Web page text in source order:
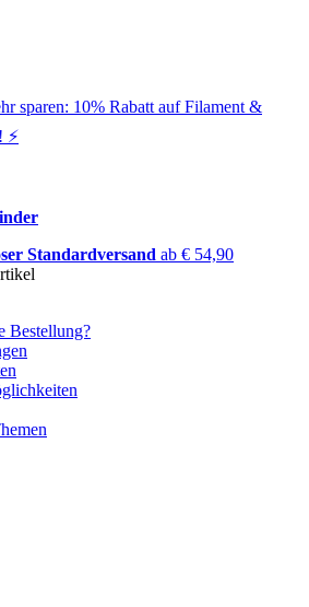
sparen: 10% Rabatt auf Filament &
⚡️
Standardversand ab € 54,90
Bestellung?